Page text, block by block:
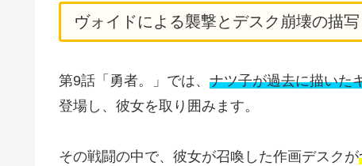
ヴォイドによる襲撃とデスク崩壊の描写
第9話「勇者。」では、 ナツ子が過去に描いた
登場し、彼女を取り囲みます。
その戦闘の中で、彼女が召喚した作画デスクが